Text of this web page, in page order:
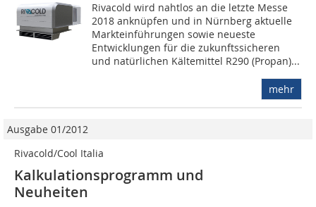
Rivacold wird nahtlos an die letzte Messe
2018 anknüpfen und in Nürnberg aktuelle
Markteinführungen sowie neueste
Entwicklungen für die zukunftssicheren
und natürlichen Kältemittel R290 (Propan)...
mehr
Ausgabe 01/2012
Rivacold/Cool Italia
Kalkulationsprogramm und
Neuheiten